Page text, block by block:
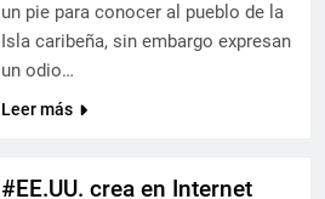
un pie para conocer al pueblo de la
Isla caribeña, sin embargo expresan
un odio…
Leer más
#EE.UU. crea en Internet